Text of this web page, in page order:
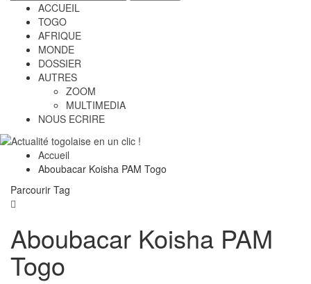
ACCUEIL
TOGO
AFRIQUE
MONDE
DOSSIER
AUTRES
ZOOM
MULTIMEDIA
NOUS ECRIRE
Accueil
Aboubacar Koisha PAM Togo
Parcourir Tag
Aboubacar Koisha PAM
Togo